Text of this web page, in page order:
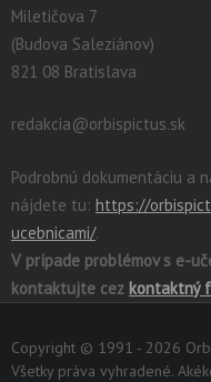
Miletičova 7
(Budova Saleziánov)
821 08 Bratislava
redakcia@orbispictus.sk
Podrobnú dokumentáciu a
nájdete tu: https://
ucebnicami/.
V prípade problémov s e-
kontaktujte cez kontaktný
Copyright © 1991 - 2026
Všetky práva vyhradené.